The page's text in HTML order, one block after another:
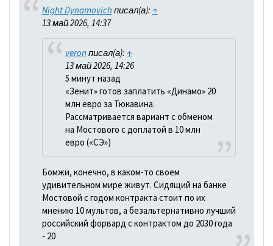
Night Dynamovich писал(а): ↑
13 май 2026, 14:37
veron писал(а): ↑
13 май 2026, 14:26
5 минут назад
«Зенит» готов заплатить «Динамо» 20
млн евро за Тюкавина.
Рассматривается вариант с обменом
на Мостового с доплатой в 10 млн
евро («СЭ»)
Бомжи, конечно, в каком-то своем
удивительном мире живут. Сидящий на банке
Мостовой с годом контракта стоит по их
мнению 10 мультов, а безальтернативно лучший
российский форвард с контрактом до 2030 года
- 20